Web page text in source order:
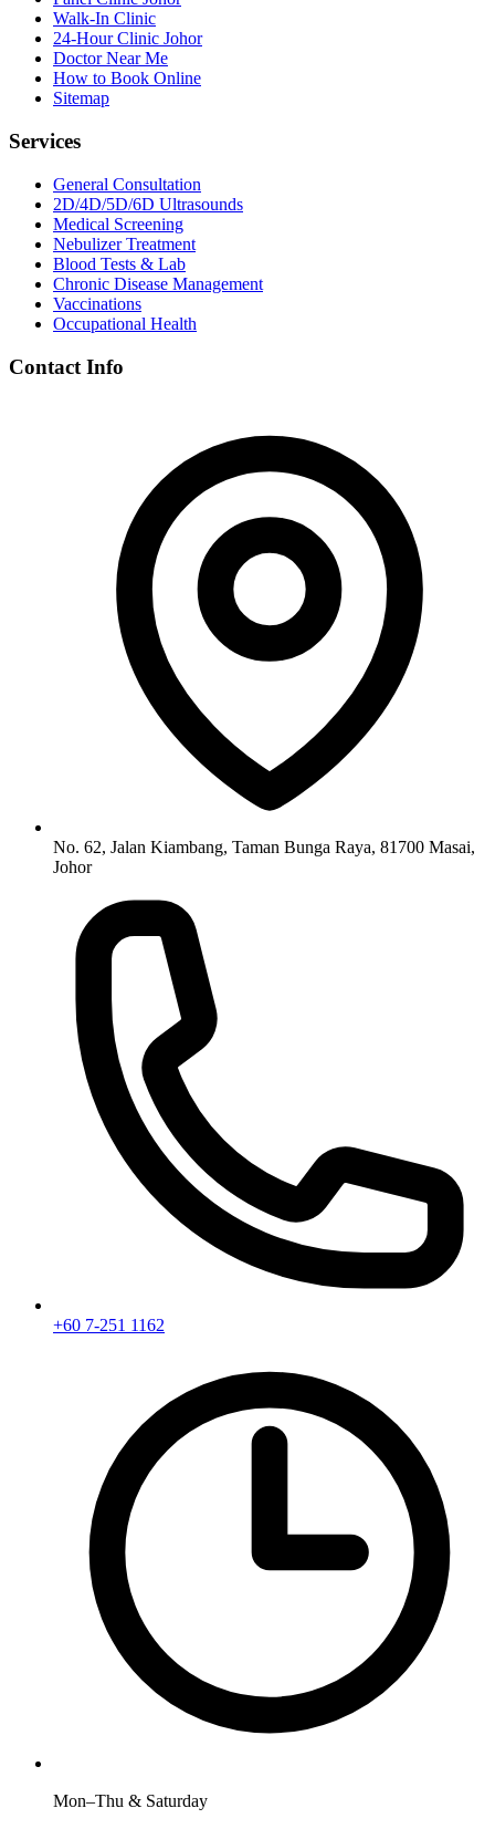
Walk-In Clinic
24-Hour Clinic Johor
Doctor Near Me
How to Book Online
Sitemap
Services
General Consultation
2D/4D/5D/6D Ultrasounds
Medical Screening
Nebulizer Treatment
Blood Tests & Lab
Chronic Disease Management
Vaccinations
Occupational Health
Contact Info
No. 62, Jalan Kiambang, Taman Bunga Raya, 81700 Masai,
Johor
+60 7-251 1162
Mon–Thu & Saturday